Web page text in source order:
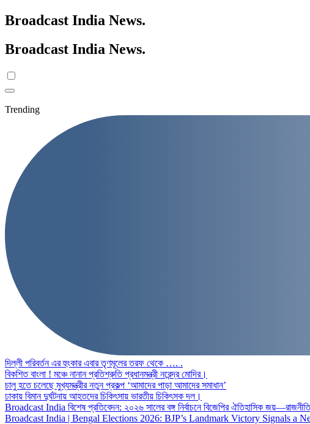
Broadcast India News.
Broadcast India News.
Trending
দিল্লী পরিবর্তন এর হুংকার এবার তৃণমূলের তরফ থেকে …. .
বিকশিত বাংলা ! মঞ্চে নানান প্রতিশ্রুতি প্রধানমন্ত্রী নরেন্দ্র মোদির।
চালু হতে চলেছে মুখ্যমন্ত্রীর নতুন প্রকল্প ‘আমাদের পাড়া আমাদের সমাধান’
ঢাকায় বিমান দুর্ঘটনায় আহতদের চিকিৎসায় ভারতীয় চিকিৎসক দল।
Broadcast India বিশেষ প্রতিবেদন: ২০২৬ সালের বঙ্গ নির্বাচনে বিজেপির ঐতিহাসিক
Broadcast India | Bengal Elections 2026: BJP’s Landmark Victory Signals a